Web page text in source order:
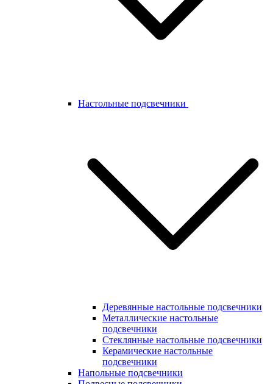
Настольные подсвечники
Деревянные настольные подсвечники
Металлические настольные
подсвечники
Стеклянные настольные подсвечники
Керамические настольные
подсвечники
Напольные подсвечники